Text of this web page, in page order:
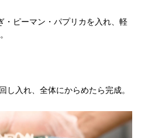
・ピーマン・パプリカを入れ、軽
し入れ、全体にからめたら完成。